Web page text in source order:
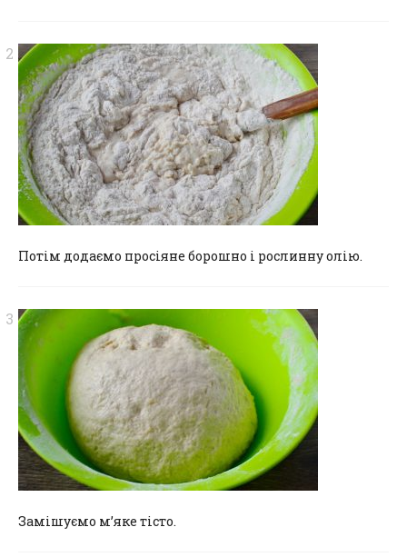
Потім додаємо просіяне борошно і рослинну олію.
Замішуємо м’яке тісто.